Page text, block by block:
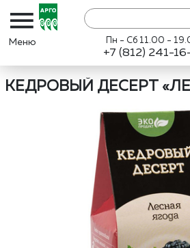
Пн - Сб 11.00 -
+7 (812) 241-
КЕДРОВЫЙ ДЕСЕРТ